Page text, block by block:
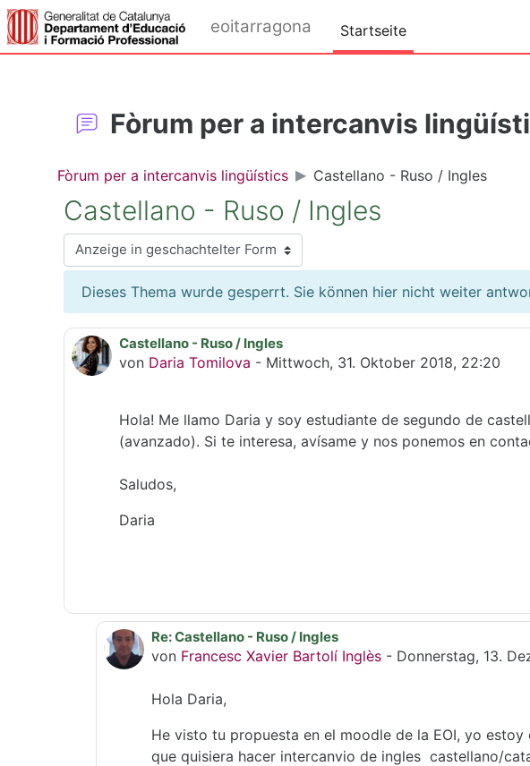
Zum Hauptinhalt
eoitarragona Startseite
Fòrum per a intercanvis
Fòrum per a intercanvis lingüístics Castellano - Ruso / Ingles
Castellano - Ruso / Ingles
Anzeigemodus
Dieses Thema wurde gesperrt. Sie können hier nicht weiter
Castellano - Ruso / Ingles
von Daria Tomilova - Mittwoch, 31. Oktober 2018, 22:20
Anzahl Antworten: 10
Hola! Me llamo Daria y soy estudiante de segundo de
(avanzado). Si te interesa, avísame y nos ponemos en
Saludos,
Daria
Als Antwort auf Daria Tomilova
Re: Castellano - Ruso / Ingles
von Francesc Xavier Bartolí Inglès - Donnerstag, 13.
Hola Daria,
He visto tu propuesta en el moodle de la EOI, yo
que quisiera hacer intercanvio de ingles castellano/